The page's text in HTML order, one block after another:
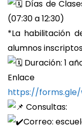
Días de
(07:30 a 12:30)
*La habilitación
alumnos
Duración: 1
Enlace
https://forms.gle/
Consultas:
Correo: